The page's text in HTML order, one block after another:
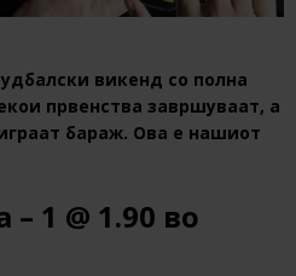
викенд со полна
првенства завршуваат, а
бараж. Ова е нашиот
1 @ 1.90 во